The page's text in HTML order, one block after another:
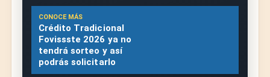
CONOCE MÁS
Crédito Tradicional
Fovissste 2026 ya no
tendrá sorteo y así
podrás solicitarlo